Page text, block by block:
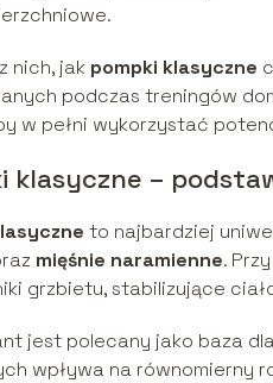
nich, jak pompki klasyczne
podczas treningów
w pełni wykorzystać
klasyczne –
to najbardziej
mięśnie naramienne.
grzbietu, stabilizujące
jest polecany jako baza
wpływa na równomierny